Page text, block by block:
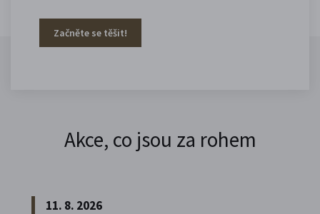
Začněte se těšit!
Akce, co jsou za rohem
11. 8. 2026